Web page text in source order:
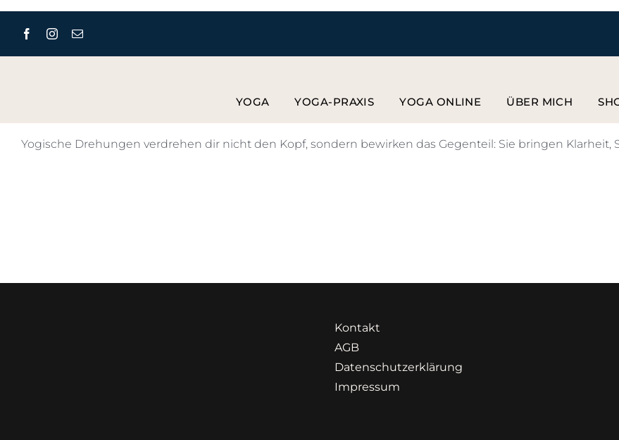
Zum
Inhalt
YOGA YOGA-PRAXIS YOGA ONLINE ÜBER MICH
Yogische Drehungen verdrehen dir nicht den Kopf, sondern bewirken das Gegenteil: Sie bringen Klarheit,
Kontakt
AGB
Datenschutzerklärung
Impressum